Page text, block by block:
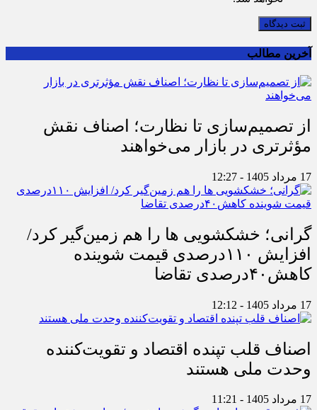
ثبت دیدگاه
آخرین مطالب
از تصمیم‌سازی تا نظارت؛ اصناف نقش
مؤثرتری در بازار می‌خواهند
17 مرداد 1405 - 12:27
گرانی؛ خشکشویی‌ ها را هم زمین‌گیر کرد/
افزایش ۱۱۰درصدی قیمت شوینده
کاهش۴۰درصدی تقاضا
17 مرداد 1405 - 12:12
اصناف قلب تپنده اقتصاد و تقویت‌کننده
وحدت ملی هستند
17 مرداد 1405 - 11:21